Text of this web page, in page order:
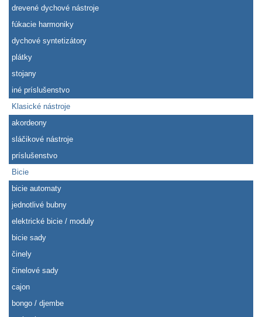
drevené dychové nástroje
fúkacie harmoniky
dychové syntetizátory
plátky
stojany
iné príslušenstvo
Klasické nástroje
akordeony
sláčikové nástroje
príslušenstvo
Bicie
bicie automaty
jednotlivé bubny
elektrické bicie / moduly
bicie sady
činely
činelové sady
cajon
bongo / djembe